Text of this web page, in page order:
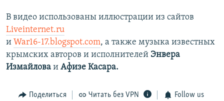
В видео использованы иллюстрации из сайтов
Liveinternet.ru
и War16-17.blogspot.com, а также музыка известных
крымских авторов и исполнителей Энвера
Измайлова и Афизе Касара.
Поделиться Читать без VPN Follow us